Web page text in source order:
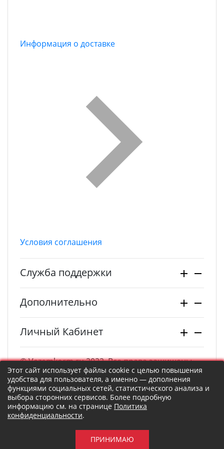
Информация о доставке
Условия соглашения
Служба поддержки
Дополнительно
Личный Кабинет
© Vezemkorm.ru 2022. Все права защищены.
Этот сайт использует файлы cookie с целью повышения
удобства для пользователя, а именно — дополнения
функциями социальных сетей, статистического анализа и
выбора сторонних сервисов. Более подробную
информацию см. на странице Политика
конфиденциальности.
ПРИНИМАЮ